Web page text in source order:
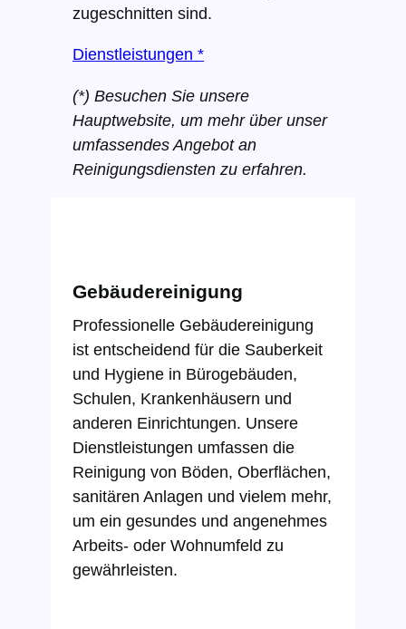
zugeschnitten sind.
Dienstleistungen *
(*) Besuchen Sie unsere
Hauptwebsite, um mehr über unser
umfassendes Angebot an
Reinigungsdiensten zu erfahren.
Gebäudereinigung
Professionelle Gebäudereinigung
ist entscheidend für die Sauberkeit
und Hygiene in Bürogebäuden,
Schulen, Krankenhäusern und
anderen Einrichtungen. Unsere
Dienstleistungen umfassen die
Reinigung von Böden, Oberflächen,
sanitären Anlagen und vielem mehr,
um ein gesundes und angenehmes
Arbeits- oder Wohnumfeld zu
gewährleisten.